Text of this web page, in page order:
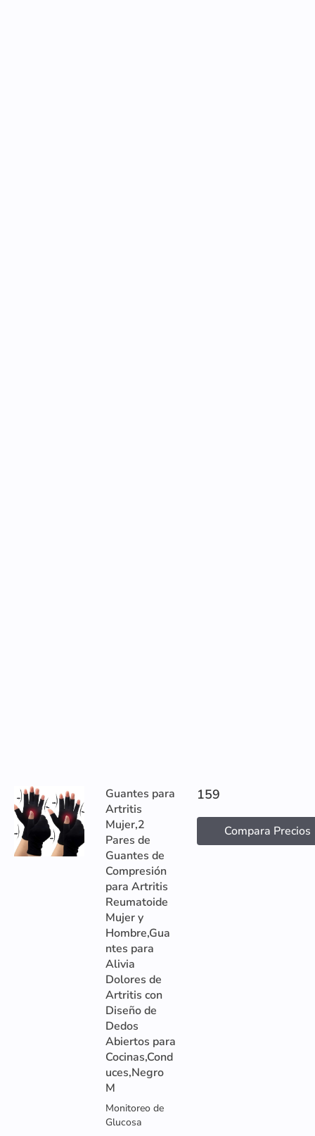
Guantes para
Artritis
Mujer,2
Pares de
Guantes de
Compresión
para Artritis
Reumatoide
Mujer y
Hombre,Gua
ntes para
Alivia
Dolores de
Artritis con
Diseño de
Dedos
Abiertos para
Cocinas,Cond
uces,Negro
M
Monitoreo de
Glucosa
159
Compara Precios